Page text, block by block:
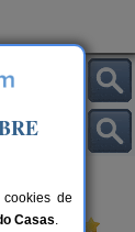
de
Casas.